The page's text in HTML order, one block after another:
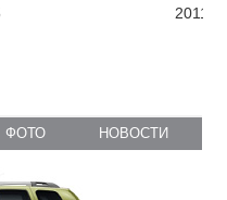
2011
ФОТО НОВОСТИ